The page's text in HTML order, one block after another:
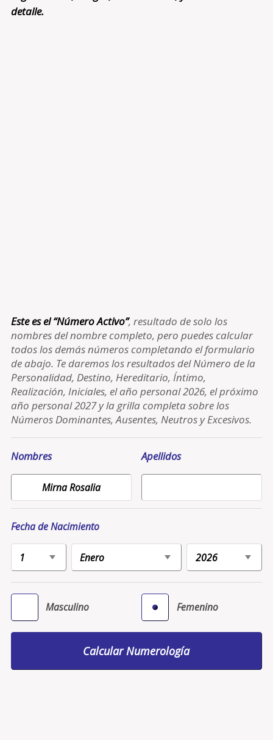
detalle.
Este es el “Número Activo”, resultado de solo los
nombres del nombre completo, pero puedes calcular
todos los demás números completando el formulario
de abajo. Te daremos los resultados del Número de la
Personalidad, Destino, Hereditario, Íntimo,
Realización, Iniciales, el año personal 2026, el próximo
año personal 2027 y la grilla completa sobre los
Números Dominantes, Ausentes, Neutros y Excesivos.
Nombres Apellidos
Fecha de Nacimiento
Masculino Femenino